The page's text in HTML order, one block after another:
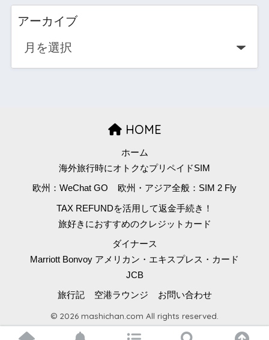
アーカイブ
HOME
ホーム
海外旅行時にオトクなプリペイドSIM
欧州：WeChat GO 欧州・アジア全般：SIM 2 Fly
TAX REFUNDを活用して返金手続き！
旅好きにおすすめのクレジットカード
ダイナース
Marriott Bonvoy アメリカン・エキスプレス・カード
JCB
旅行記 空港ラウンジ お問い合わせ
© 2026 mashichan.com All rights reserved.